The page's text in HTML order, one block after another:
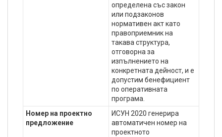
определена със закон
или подзаконов
нормативен акт като
правоприемник на
такава структура,
отговорна за
изпълнението на
конкретната дейност, и е
допустим бенефициент
по оперативната
програма.
Номер на проектно
предложение
ИСУН 2020 генерира
автоматичен номер на
проектното